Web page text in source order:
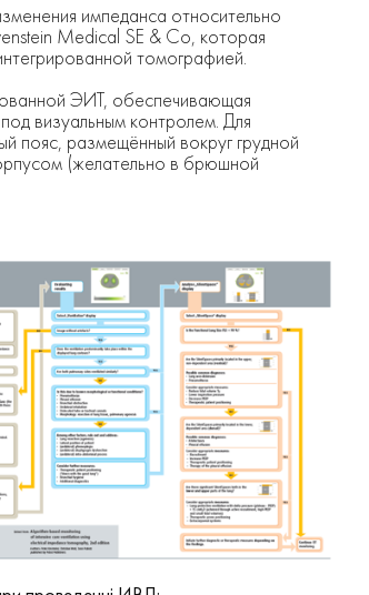
импеданса относительно
Medical SE & Co, которая
томографией.
ЭИТ, обеспечивающая
визуальным контролем. Для
пояс, размещённый вокруг грудной
(желательно в брюшной